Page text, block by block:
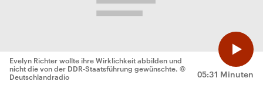
05:31 Minuten
Evelyn Richter wollte ihre Wirklichkeit abbilden und
nicht die von der DDR-Staatsführung gewünschte. ©
Deutschlandradio